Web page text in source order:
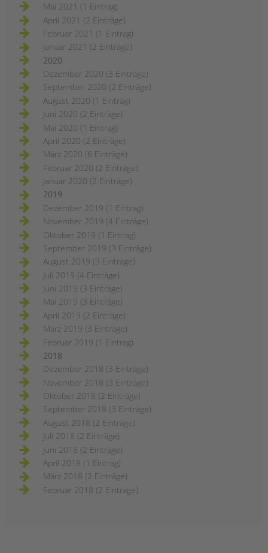
Mai 2021 (1 Eintrag)
April 2021 (2 Einträge)
Februar 2021 (1 Eintrag)
Januar 2021 (2 Einträge)
2020
Dezember 2020 (3 Einträge)
September 2020 (2 Einträge)
August 2020 (1 Eintrag)
Juni 2020 (2 Einträge)
Mai 2020 (1 Eintrag)
April 2020 (2 Einträge)
März 2020 (6 Einträge)
Februar 2020 (2 Einträge)
Januar 2020 (2 Einträge)
2019
Dezember 2019 (1 Eintrag)
November 2019 (4 Einträge)
Oktober 2019 (1 Eintrag)
September 2019 (3 Einträge)
August 2019 (3 Einträge)
Juli 2019 (4 Einträge)
Juni 2019 (3 Einträge)
Mai 2019 (3 Einträge)
April 2019 (2 Einträge)
März 2019 (3 Einträge)
Februar 2019 (1 Eintrag)
2018
Dezember 2018 (3 Einträge)
November 2018 (3 Einträge)
Oktober 2018 (2 Einträge)
September 2018 (3 Einträge)
August 2018 (2 Einträge)
Juli 2018 (2 Einträge)
Juni 2018 (2 Einträge)
April 2018 (1 Eintrag)
März 2018 (2 Einträge)
Februar 2018 (2 Einträge)